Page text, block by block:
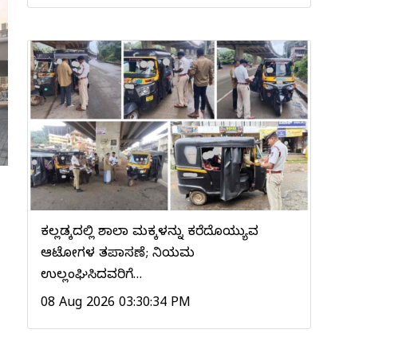
ಕಲ್ಲಡ್ಕದಲ್ಲಿ ಶಾಲಾ ಮಕ್ಕಳನ್ನು ಕರೆದೊಯ್ಯುವ
ಆಟೋಗಳ ತಪಾಸಣೆ; ನಿಯಮ
ಉಲ್ಲಂಘಿಸಿದವರಿಗೆ…
08 Aug 2026 03:30:34 PM